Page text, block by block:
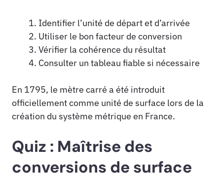
Identifier l’unité de départ et d’arrivée
Utiliser le bon facteur de conversion
Vérifier la cohérence du résultat
Consulter un tableau fiable si nécessaire
En 1795, le mètre carré a été introduit
officiellement comme unité de surface lors de la
création du système métrique en France.
Quiz : Maîtrise des
conversions de surface